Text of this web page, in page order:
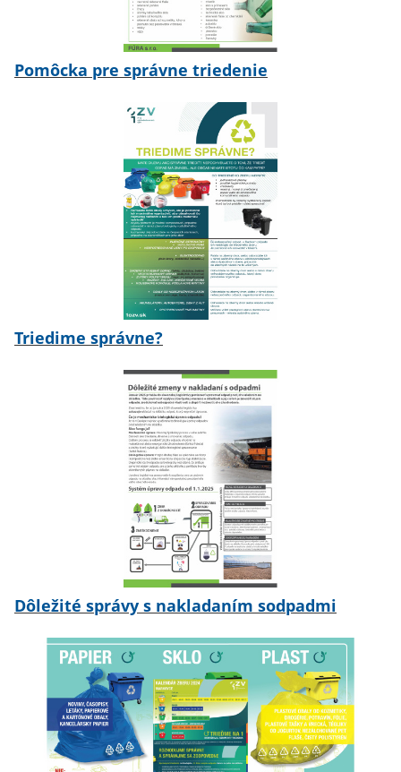
Pomôcka pre správne triedenie
Triedime správne?
Dôležité správy s nakladaním sodpadmi